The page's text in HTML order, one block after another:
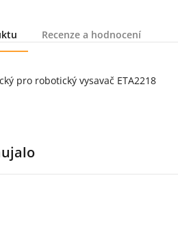
Recenze a hodnocení
pro robotický vysavač ETA2218